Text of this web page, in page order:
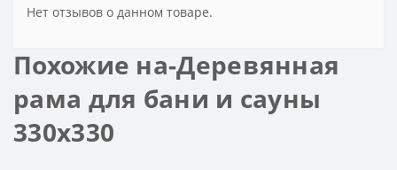
Нет отзывов о данном товаре.
Похожие на-Деревянная
рама для бани и сауны
330х330